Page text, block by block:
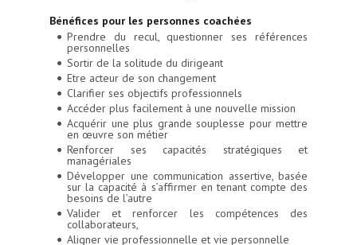
Bénéfices pour les personnes coachées
Prendre du recul, questionner ses références
personnelles
Sortir de la solitude du dirigeant
Etre acteur de son changement
Clarifier ses objectifs professionnels
Accéder plus facilement à une nouvelle mission
Acquérir une plus grande souplesse pour mettre
en œuvre son métier
Renforcer ses capacités stratégiques et
managériales
Développer une communication assertive, basée
sur la capacité à s’affirmer en tenant compte des
besoins de l’autre
Valider et renforcer les compétences des
collaborateurs,
Aligner vie professionnelle et vie personnelle